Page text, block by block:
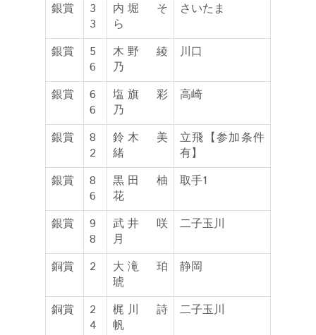
銀賞
3
3
内堀 そ
ら
さいたま
銀賞
5
6
木野 綾
乃
川口
銀賞
6
6
塩旗 彩
乃
高崎
銀賞
8
2
鈴木 美
緒
立飛【参加条件
有】
銀賞
8
6
黒田 柚
花
取手1
銀賞
9
8
武井 咲
月
二子玉川
銅賞 2
大滝 珀
琥
静岡
銅賞
2
4
梶川 詩
帆
二子玉川